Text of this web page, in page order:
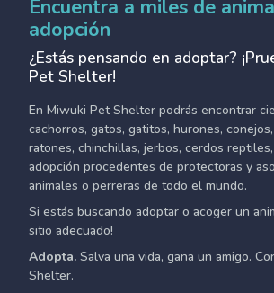
Encuentra a miles de
adopción
¿Estás pensando en adoptar?
Pet Shelter!
En Miwuki Pet Shelter podrás encontrar
cachorros, gatos, gatitos, hurones,
ratones, chinchillas, jerbos, cerdos reptiles,
adopción procedentes de protectoras y
animales o perreras de todo el mundo.
Si estás buscando adoptar o acoger un
sitio adecuado!
Adopta. Salva una vida, gana un amigo.
Shelter.